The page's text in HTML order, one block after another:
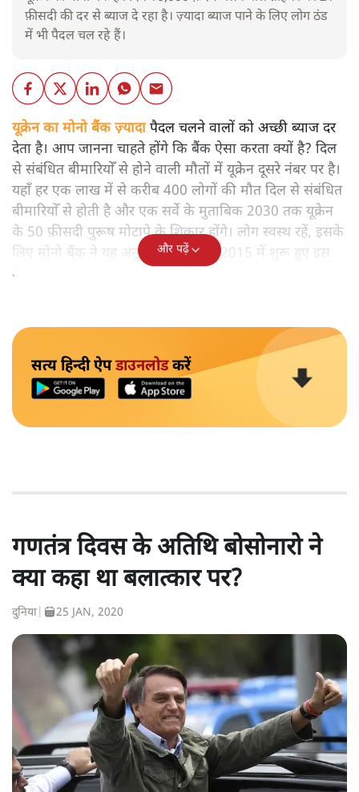
फ़ीसदी की दर से ब्याज दे रहा है। ज़्यादा ब्याज पाने के लिए लोग ठंड
में भी पैदल चल रहे हैं।
यूक्रेन का मोनो बैंक ज़्यादापैदल चलने वालों को अच्छी ब्याज दर
देता है। आप जानना चाहते होंगे कि बैंक ऐसा करता क्यों है? दिल
से संबंधित बीमारियोँ से होने वाली मौतों में यूक्रेन दूसरे नंबर पर है।
यहाँ हर एक लाख में से करीब 400 लोगों की मौत दिल से संबंधित
बीमारियोँ से होती है और एक सर्वे के मुताबिक 2030 तक यूक्रेन
के 50 फ़ीसदी पुरूष मोटापे के शिकार होंगे। लोग स्वस्थ रहें, इसके
लिए मोनो बैंक ने यह अनूठी पहल की है। 2015 में शुरू हुए इस
बैंक के ग्राहकों की संख्या 5 लाख से ज़्यादा हो चुकी है।
और पढ़ें
सत्य हिन्दी ऐपडाउनलोडकरें
गणतंत्र दिवस के अतिथि बोसोनारो ने
क्या कहा था बलात्कार पर?
दुनिया 25 JAN, 2020